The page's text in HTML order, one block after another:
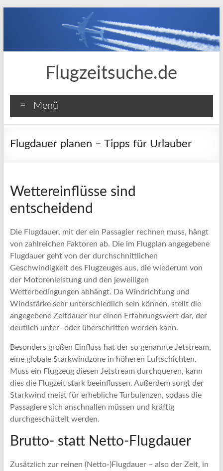
Flugzeitsuche.de
Menü
Flugdauer planen – Tipps für Urlauber
Wettereinflüsse sind
entscheidend
Die Flugdauer, mit der ein Passagier rechnen muss, hängt
von zahlreichen Faktoren ab. Die im Flugplan angegebene
Flugdauer geht von der durchschnittlichen
Geschwindigkeit des Flugzeuges aus, die wiederum von
der Motorenleistung und den jeweiligen
Wetterbedingungen abhängt. Da Windrichtung und
Windstärke sehr unterschiedlich sein können, stellt die
angegebene Zeitdauer nur einen Erfahrungswert dar, der
deutlich unter- oder überschritten werden kann.
Besonders großen Einfluss hat der so genannte Jetstream,
eine globale Starkwindzone in höheren Luftschichten.
Muss ein Flugzeug diesen Jetstream durchqueren, kann
dies die Flugzeit stark beeinflussen. Außerdem sorgt der
Starkwind meist für erhebliche Turbulenzen, sodass die
Passagiere sich anschnallen müssen und kräftig
durchgeschüttelt werden.
Brutto- statt Netto-Flugdauer
Zusätzlich zur reinen (Netto-)Flugdauer – also der Zeit, in